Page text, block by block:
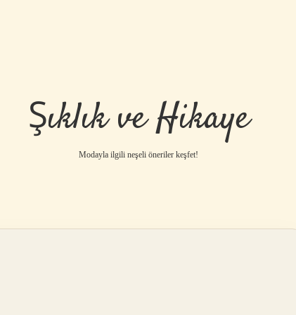
Şıklık ve Hikaye
Modayla ilgili neşeli öneriler keşfet!